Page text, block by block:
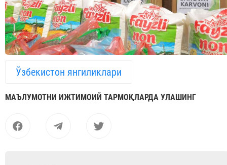
Ўзбекистон янгиликлари
МАЪЛУМОТНИ ИЖТИМОИЙ ТАРМОҚЛАРДА УЛАШИНГ